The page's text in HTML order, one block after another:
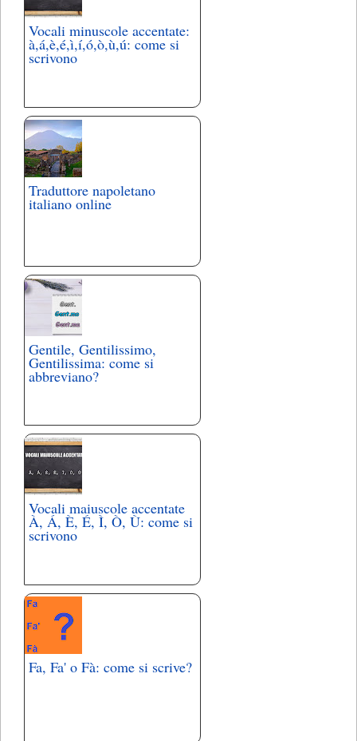
Vocali minuscole accentate:
à,á,è,é,ì,í,ó,ò,ù,ú: come si
scrivono
Traduttore napoletano
italiano online
Gentile, Gentilissimo,
Gentilissima: come si
abbreviano?
Vocali maiuscole accentate
À, Á, È, É, Ì, Ò, Ù: come si
scrivono
Fa, Fa' o Fà: come si scrive?